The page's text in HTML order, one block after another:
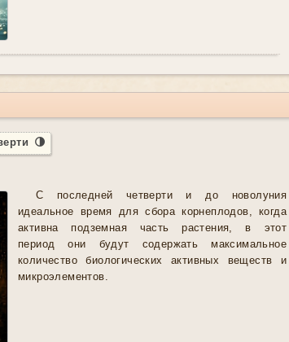
🌗
С последней четверти и до новолуния
идеальное время для сбора корнеплодов, когда
активна подземная часть растения, в этот
период они будут содержать максимальное
количество биологических активных веществ и
микроэлементов.